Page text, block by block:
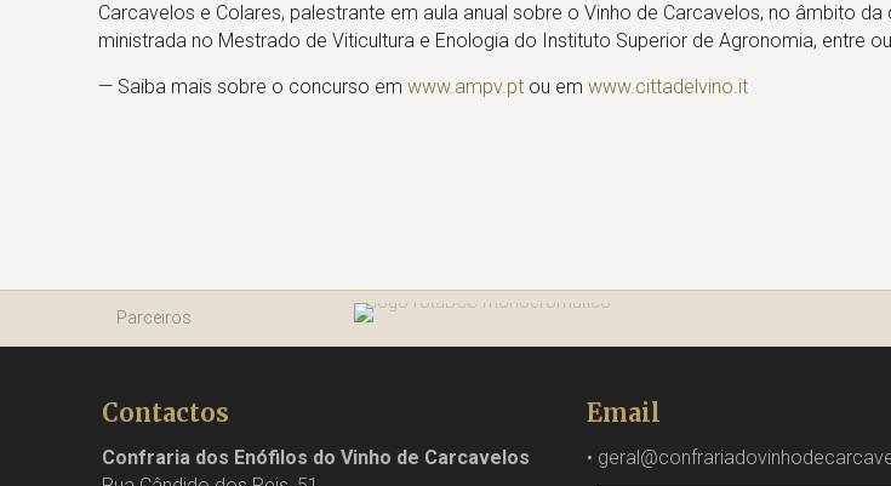
Carcavelos e Colares, palestrante em aula anual sobre o Vinho de Carcavelos, no âmbito
ministrada no Mestrado de Viticultura e Enologia do Instituto Superior de Agronomia, entre
— Saiba mais sobre o concurso emwww.ampv.pt ou emwww.cittadelvino.it
Parceiros
Contactos
Confraria dos Enófilos do Vinho de Carcavelos
Email
•